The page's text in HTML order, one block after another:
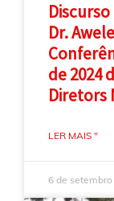
Dr.
de 2024
Diretors
LER MAIS "
6 de